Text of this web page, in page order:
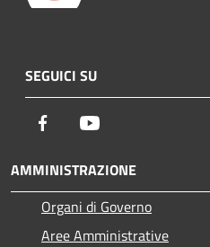
SEGUICI SU
Facebook
AMMINISTRAZIONE
Organi di Governo
Aree Amministrative